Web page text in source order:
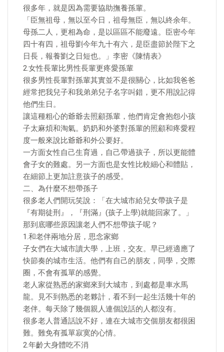
很多年，就是因為需要協助撫養孫輩。
「臣無祖母，無以至今日，祖母無臣，無以終余年。
母孫二人，更相為命，是以區區不能廢遠。臣密今年
四十有四，祖母劉今年九十有六，是臣盡節於陛下之
日長，報養劉之日短也。」李密《陳情表》
2.女性長輩比男性長輩更疼愛孫輩
很多男性長輩對孫輩其實並不是很關心，比如我爸爸
經常把我兒子和我弟弟兒子名字叫錯，更不用說記得
他們生日。
讓這種粗心的爺爺去照顧孫輩，他們肯定會抱怨小孩
子太麻煩和淘氣。奶奶和外婆對孫輩的照顧和疼愛程
度一般來說比爺爺和外公要好。
一方面女性自己生育過，自己帶過孩子，所以更能體
會子女的難處。另一方面也是女性比較細心和體貼，
在細節上更加註意孩子的感受。
二、為什麼不想帶孫子
很多老人們開玩笑說：「在大城市給兒女帶孩子是
『有期徒刑』，『刑滿』(孩子上學)就能回家了。」
那到底哪些原因讓老人們不想帶孩子呢？
1.和老伴兩地分居，思念家鄉
子女們在大城市讀大學，上班，交友。早已經適應了
快節奏的城市生活。他們有自己的朋友，同學，交際
圈，不會有孤單的感覺。
老人家從熟悉的家鄉來到大城市，到處都是車水馬
龍。見不到熟悉的老夥計，看不到一起生活幾十年的
老伴。每天除了幾個親人連個說話的人都沒有。
很多老人普通話說不好，連在大城市交個朋友都很困
難。難免有孤單寂寞的心情。
2.年齡大身體吃不消